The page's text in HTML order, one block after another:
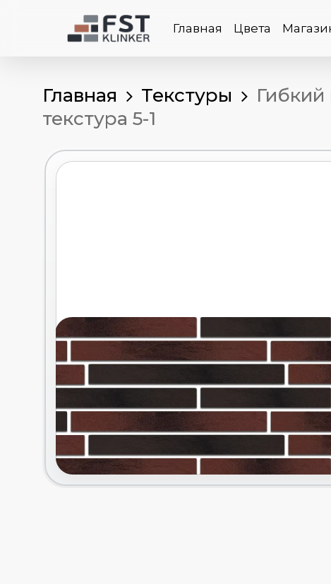
Главная Цвета
Главная Текстуры
Гибкий
текстура 5-1